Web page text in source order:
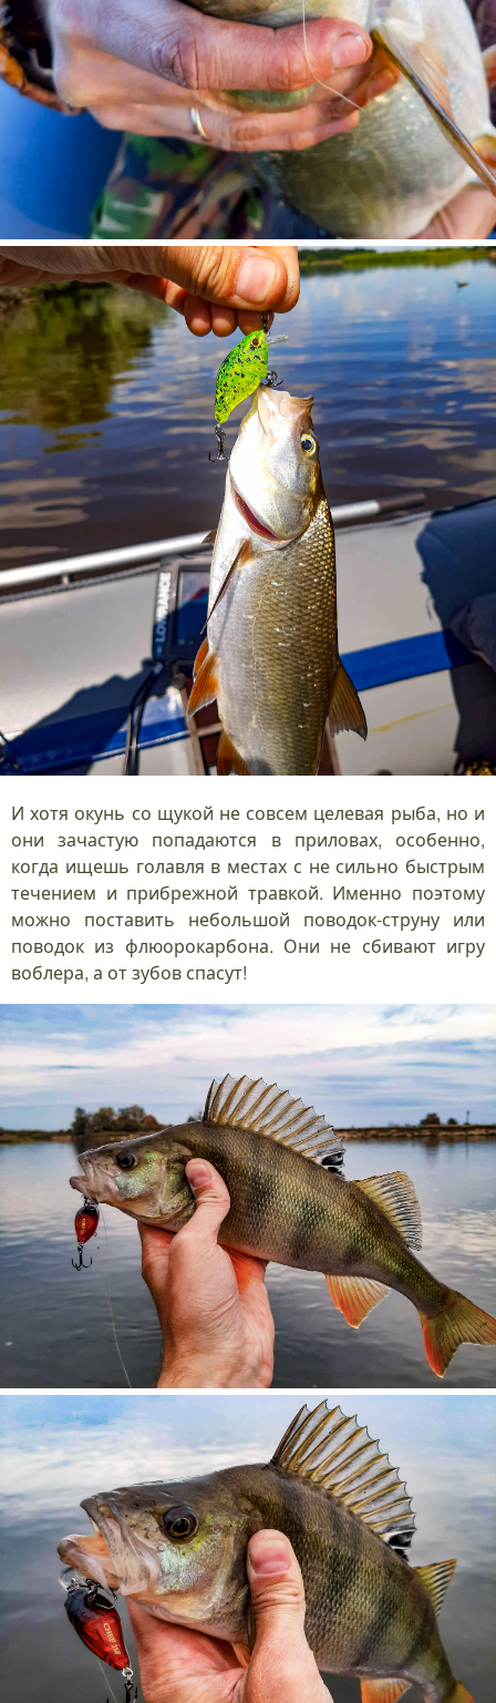
И хотя окунь со щукой не совсем целевая рыба, но и
они зачастую попадаются в приловах, особенно,
когда ищешь голавля в местах с не сильно быстрым
течением и прибрежной травкой. Именно поэтому
можно поставить небольшой поводок-струну или
поводок из флюорокарбона. Они не сбивают игру
воблера, а от зубов спасут!